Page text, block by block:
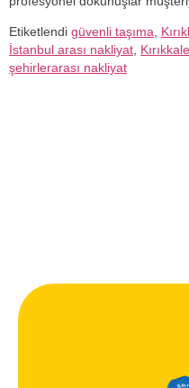
Etiketlendi güvenli taşıma
İstanbul arası nakliyat
şehirlerarası nakliyat